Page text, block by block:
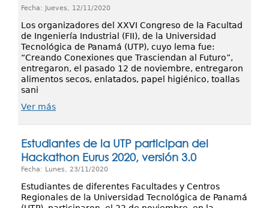
Fecha: Jueves, 12/11/2020
Los organizadores del XXVI Congreso de la Facultad
de Ingeniería Industrial (FII), de la Universidad
Tecnológica de Panamá (UTP), cuyo lema fue:
“Creando Conexiones que Trasciendan al Futuro”,
entregaron, el pasado 12 de noviembre, entregaron
alimentos secos, enlatados, papel higiénico, toallas
sani
Ver más
Estudiantes de la UTP participan del
Hackathon Eurus 2020, versión 3.0
Fecha: Lunes, 23/11/2020
Estudiantes de diferentes Facultades y Centros
Regionales de la Universidad Tecnológica de Panamá